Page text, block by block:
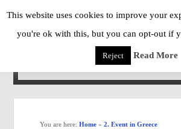
You are here: Home» 2. Event in Greece
This website uses cookies to improve your
you're ok with this, but you can opt-out if
Reject Read More